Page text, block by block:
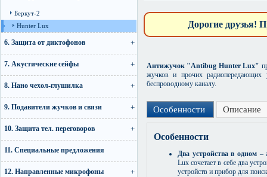
Беркут-2
Hunter Lux
6. Защита от диктофонов
7. Акустические сейфы
8. Нано чехол-глушилка
9. Подавители жучков и связи
10. Защита тел. переговоров
11. Специальные предложения
12. Направленные микрофоны
Дорогие друзья!
Антижучок "Antibug Hunter Lux"
жучков и прочих радиопередающих
беспроводному каналу.
Особенности Описание
Особенности
Два устройства в одном –
Lux сочетает в себе два
устройств и прибор для